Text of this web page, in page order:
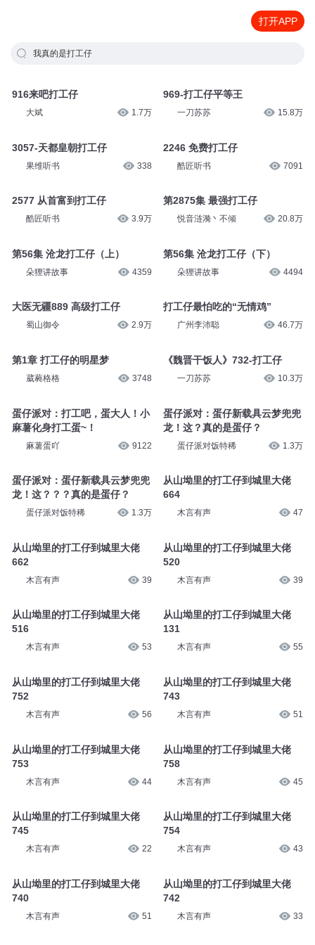
打开APP
我真的是打工仔
916来吧打工仔
大斌 1.7万
3057-天都皇朝打工仔
果维听书 338
2577 从首富到打工仔
酷匠听书 3.9万
第56集 沧龙打工仔（上）
朵狸讲故事 4359
大医无疆889 高级打工仔
蜀山御令 2.9万
第1章 打工仔的明星梦
葳蕤格格 3748
蛋仔派对：打工吧，蛋大人！小
麻薯化身打工蛋~！
麻薯蛋吖 9122
蛋仔派对：蛋仔新载具云梦兜兜
龙！这？？？真的是蛋仔？
蛋仔派对饭特稀 1.3万
从山坳里的打工仔到城里大佬
662
木言有声 39
从山坳里的打工仔到城里大佬
516
木言有声 53
从山坳里的打工仔到城里大佬
752
木言有声 56
从山坳里的打工仔到城里大佬
753
木言有声 44
从山坳里的打工仔到城里大佬
745
木言有声 22
从山坳里的打工仔到城里大佬
740
木言有声 51
969-打工仔平等王
一刀苏苏 15.8万
2246 免费打工仔
酷匠听书 7091
第2875集 最强打工仔
悦音涟漪丶不倾 20.8万
第56集 沧龙打工仔（下）
朵狸讲故事 4494
打工仔最怕吃的“无情鸡”
广州李沛聪 46.7万
《魏晋干饭人》732-打工仔
一刀苏苏 10.3万
蛋仔派对：蛋仔新载具云梦兜兜
龙！这？真的是蛋仔？
蛋仔派对饭特稀 1.3万
从山坳里的打工仔到城里大佬
664
木言有声 47
从山坳里的打工仔到城里大佬
520
木言有声 39
从山坳里的打工仔到城里大佬
131
木言有声 55
从山坳里的打工仔到城里大佬
743
木言有声 51
从山坳里的打工仔到城里大佬
758
木言有声 45
从山坳里的打工仔到城里大佬
754
木言有声 43
从山坳里的打工仔到城里大佬
742
木言有声 33